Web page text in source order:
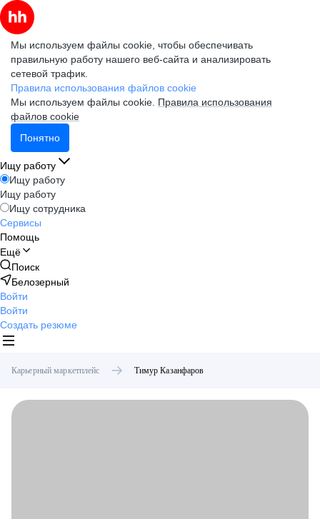
Мы используем файлы cookie, чтобы обеспечивать
правильную работу нашего веб-сайта и анализировать
сетевой трафик.
Правила использования файлов cookie
Мы используем файлы cookie. Правила использования
файлов cookie
Понятно
Ищу работу
Ищу работу
Ищу работу
Ищу сотрудника
Сервисы
Помощь
Ещё
Поиск
Белозерный
Войти
Войти
Создать резюме
Карьерный маркетплейс Тимур Казанфаров